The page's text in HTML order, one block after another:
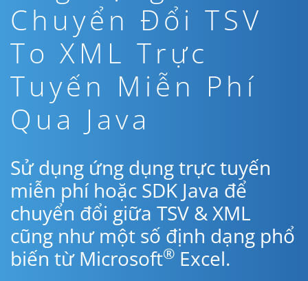
Chuyển Đổi TSV
To XML Trực
Tuyến Miễn Phí
Qua Java
Sử dụng ứng dụng trực tuyến
miễn phí hoặc SDK Java để
chuyển đổi giữa TSV & XML
cũng như một số định dạng phổ
biến từ Microsoft® Excel.